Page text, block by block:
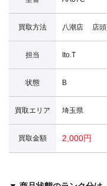
買取方法 八潮店 店頭
担当 Ito.T
状態 B
買取エリア 埼玉県
買取金額 2,000円